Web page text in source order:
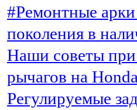
#Ремонтные
поколения в
Наши советы при
рычагов на
Регулируемые